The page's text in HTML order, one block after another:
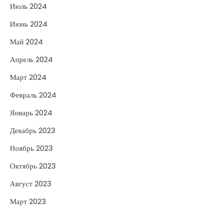
Июль 2024
Июнь 2024
Май 2024
Апрель 2024
Март 2024
Февраль 2024
Январь 2024
Декабрь 2023
Ноябрь 2023
Октябрь 2023
Август 2023
Март 2023